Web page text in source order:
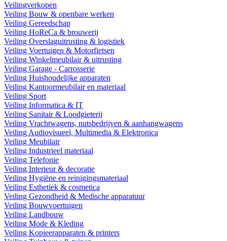
Veilingverkopen
Veiling Bouw & openbare werken
Veiling Gereedschap
Veiling HoReCa & brouwerij
Veiling Overslaguitrusting & logistiek
Veiling Voertuigen & Motorfietsen
Veiling Winkelmeubilair & uitrusting
Veiling Garage - Carrosserie
Veiling Huishoudelijke apparaten
Veiling Kantoormeubilair en materiaal
Veiling Sport
Veiling Informatica & IT
Veiling Sanitair & Loodgieterij
Veiling Vrachtwagens, nutsbedrijven & aanhangwagens
Veiling Audiovisueel, Multimedia & Elektronica
Veiling Meubilair
Veiling Industrieel materiaal
Veiling Telefonie
Veiling Interieur & decoratie
Veiling Hygiëne en reinigingsmateriaal
Veiling Esthetiek & cosmetica
Veiling Gezondheid & Medische apparatuur
Veiling Bouwvoertuigen
Veiling Landbouw
Veiling Mode & Kleding
Veiling Kopieerapparaten & printers